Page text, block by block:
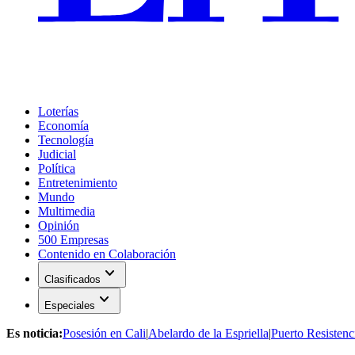
Loterías
Economía
Tecnología
Judicial
Política
Entretenimiento
Mundo
Multimedia
Opinión
500 Empresas
Contenido en Colaboración
Clasificados expand_more
Especiales expand_more
Es noticia:Posesión en Cali|Abelardo de la Espriella|Puerto